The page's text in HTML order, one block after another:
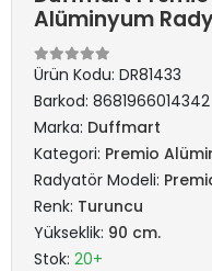
Alüminyum
Ürün Kodu: DR81433
Barkod: 8681966014342
Marka: Duffmart
Kategori: Premio
Radyatör Modeli:
Renk: Turuncu
Yükseklik: 90 cm.
Stok: 20+